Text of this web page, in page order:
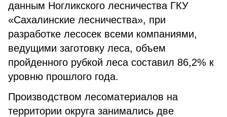
данным Ногликского лесничества ГКУ
«Сахалинские лесничества», при
разработке лесосек всеми компаниями,
ведущими заготовку леса, объем
пройденного рубкой леса составил 86,2% к
уровню прошлого года.
Производством лесоматериалов на
территории округа занимались две